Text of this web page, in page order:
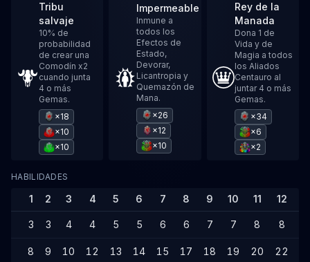
Tribu
salvaje
10% de
probabilidad
de crear una
Comodín x2
cuando junta
4 o más
Gemas.
×18
×10
×10
Impermeable
Inmune a
todos los
Efectos de
Estado,
Devorar,
Licantropia y
Quemazón de
Mana.
×26
×12
×10
Rey de la
Manada
Dona 1 de
Vida y de
Magia a todos
los Aliados
Centauro al
juntar 4 o más
Gemas.
×34
×6
×2
HABILIDADES
1 2 3 4 5 6 7 8 9 10 11 12
3 3 4 4 5 5 6 6 7 7 8 8
8 9 10 12 13 14 15 17 18 19 20 22